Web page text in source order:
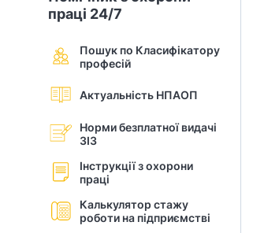
праці 24/7
Пошук по Класифікатору
професій
Актуальність НПАОП
Норми безплатної видачі
ЗІЗ
Інструкції з охорони
праці
Калькулятор стажу
роботи на підприємстві